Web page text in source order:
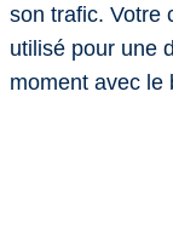
son trafic. Votre
utilisé pour une
moment avec le